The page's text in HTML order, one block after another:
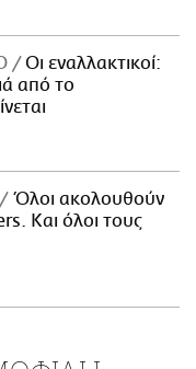
Οι εναλλακτικοί:
από το
Όλοι ακολουθούν
Και όλοι τους